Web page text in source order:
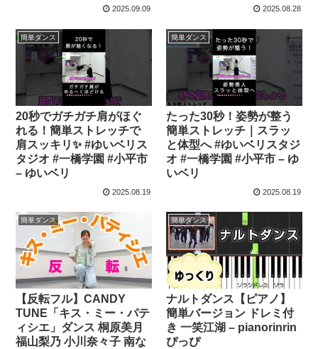
2025.09.09 2025.08.28
簡単ダンス
20秒でガチガチ肩がほぐ
れる！簡単ストレッチで
肩スッキリ✨ #ゆいベリス
タジオ #一橋学園 #小平市
– ゆいベリ
2025.08.19
簡単ダンス
たった30秒！姿勢が整う
簡単ストレッチ｜スラッ
と体型へ #ゆいベリスタジ
オ #一橋学園 #小平市 – ゆ
いベリ
2025.08.19
簡単ダンス
【反転フル】CANDY
TUNE「キス・ミー・パテ
ィシエ」ダンス 桐原美月
福山梨乃 小川奈々子 南な
簡単ダンス
ナルトダンス【ピアノ】
簡単バージョン ドレミ付
き 一笑江湖 – pianorinrin
ぴっぴ